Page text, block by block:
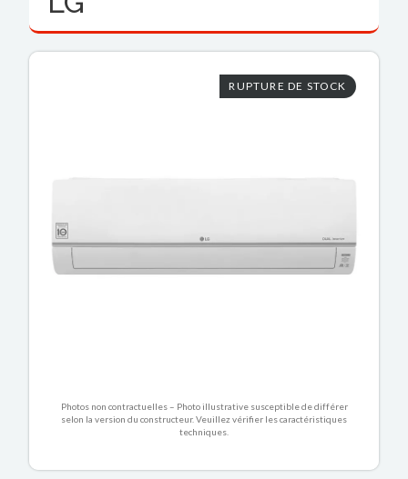
RUPTURE DE STOCK
Photos non contractuelles – Photo illustrative susceptible de différer
selon la version du constructeur. Veuillez vérifier les caractéristiques
techniques.